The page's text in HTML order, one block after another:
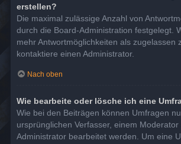
erstellen?
Die maximal zulässige Anzahl von
durch die Board-Administration festgelegt.
mehr Antwortmöglichkeiten als zugelassen
kontaktiere einen Administrator.
Nach oben
Wie bearbeite oder lösche ich eine
Wie bei den Beiträgen können Umfragen
ursprünglichen Verfasser, einem
Administrator bearbeitet werden. Um eine